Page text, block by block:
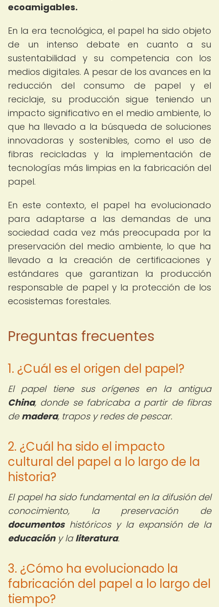
ecoamigables.
En la era tecnológica, el papel ha sido objeto
de un intenso debate en cuanto a su
sustentabilidad y su competencia con los
medios digitales. A pesar de los avances en la
reducción del consumo de papel y el
reciclaje, su producción sigue teniendo un
impacto significativo en el medio ambiente, lo
que ha llevado a la búsqueda de soluciones
innovadoras y sostenibles, como el uso de
fibras recicladas y la implementación de
tecnologías más limpias en la fabricación del
papel.
En este contexto, el papel ha evolucionado
para adaptarse a las demandas de una
sociedad cada vez más preocupada por la
preservación del medio ambiente, lo que ha
llevado a la creación de certificaciones y
estándares que garantizan la producción
responsable de papel y la protección de los
ecosistemas forestales.
Preguntas frecuentes
1. ¿Cuál es el origen del papel?
El papel tiene sus orígenes en la antigua
China, donde se fabricaba a partir de fibras
de madera, trapos y redes de pescar.
2. ¿Cuál ha sido el impacto
cultural del papel a lo largo de la
historia?
El papel ha sido fundamental en la difusión del
conocimiento, la preservación de
documentoshistóricos y la expansión de la
educacióny la literatura.
3. ¿Cómo ha evolucionado la
fabricación del papel a lo largo del
tiempo?